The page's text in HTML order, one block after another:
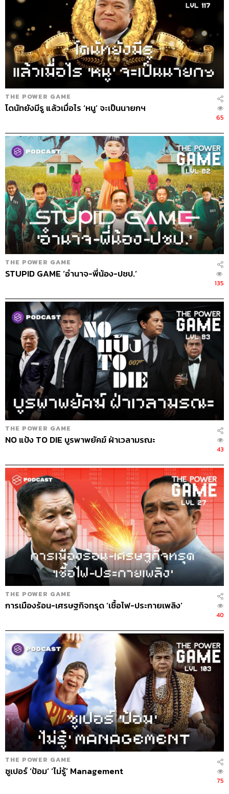
THE POWER GAME
โดนัทยังมีรู แล้วเมื่อไร ‘หนู’ จะเป็นนายกฯ
65
THE POWER GAME
STUPID GAME ‘อำนาจ-พี่น้อง-ปชป.’
135
THE POWER GAME
NO แป้ง TO DIE บูรพาพยัคฆ์ ฝ่าเวลามรณะ
43
THE POWER GAME
การเมืองร้อน-เศรษฐกิจทรุด ‘เชื้อไฟ-ประกายเพลิง’
40
THE POWER GAME
ซูเปอร์ ‘ป้อม’ ‘ไม่รู้’ Management
75